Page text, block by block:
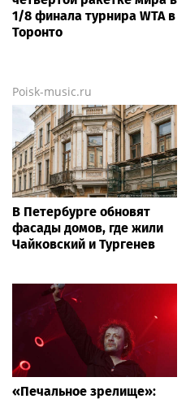
1/8 финала турнира WTA в
Торонто
Poisk-music.ru
В Петербурге обновят
фасады домов, где жили
Чайковский и Тургенев
«Печальное зрелище»: